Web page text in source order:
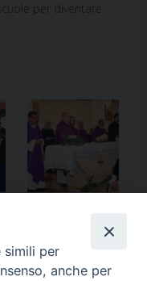
per diventare
simili per
anche per